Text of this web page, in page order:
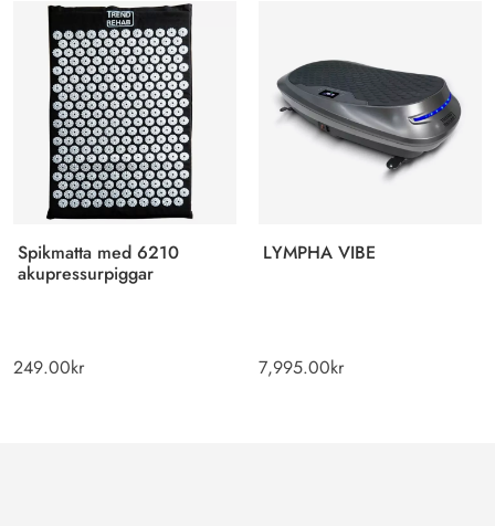
Spikmatta med 6210
akupressurpiggar
249.00kr
LYMPHA VIBE
7,995.00kr